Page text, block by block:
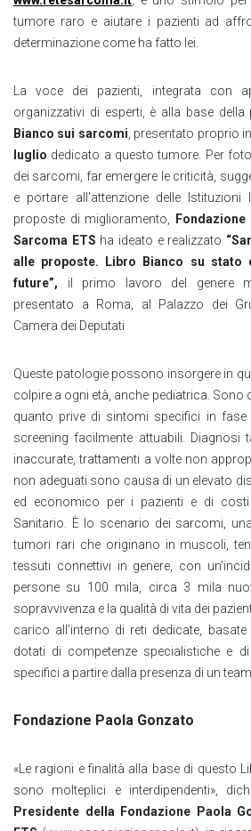
tumore raro e aiutare i pazienti ad
determinazione come ha fatto lei.
La voce dei pazienti, integrata con
organizzativi di esperti, è alla base della
Bianco sui sarcomi , presentato proprio
luglio dedicato a questo tumore. Per
dei sarcomi, far emergere le criticità,
e portare all’attenzione delle
proposte di miglioramento,
Sarcoma ETS ha ideato e realizzato
alle proposte. Libro Bianco su stato
future”, il primo lavoro del genere
presentato a Roma, al Palazzo dei
Camera dei Deputati
Queste patologie possono insorgere in
colpire a ogni età, anche pediatrica. Sono
quanto prive di sintomi specifici in fase
screening facilmente attuabili. Diagnosi
inaccurate, trattamenti a volte non
non adeguati sono causa di un elevato
ed economico per i pazienti e di costi
Sanitario. È lo scenario dei sarcomi,
tumori rari che originano in muscoli,
tessuti connettivi in genere, con
persone su 100 mila, circa 3 mila
sopravvivenza e la qualità di vita dei
carico all’interno di reti dedicate,
dotati di competenze specialistiche e
specifici a partire dalla presenza di un
Fondazione Paola Gonzato
«Le ragioni e finalità alla base di questo
sono molteplici e interdipendenti»,
Presidente della Fondazione Paola